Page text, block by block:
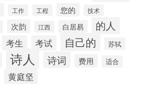
工作 工程 您的 技术
次韵 江西 白居易 的人
考生 考试 自己的 苏轼
诗人 诗词 费用 适合
黄庭坚